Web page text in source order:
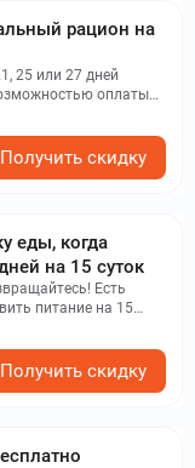
рацион на
25 или 27 дней
оплаты
и уборки
Получить скидку
еды, когда
на 15 суток
Есть
питание на 15
Получить скидку